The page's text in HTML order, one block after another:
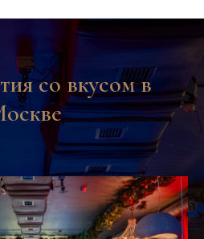
со вкусом в